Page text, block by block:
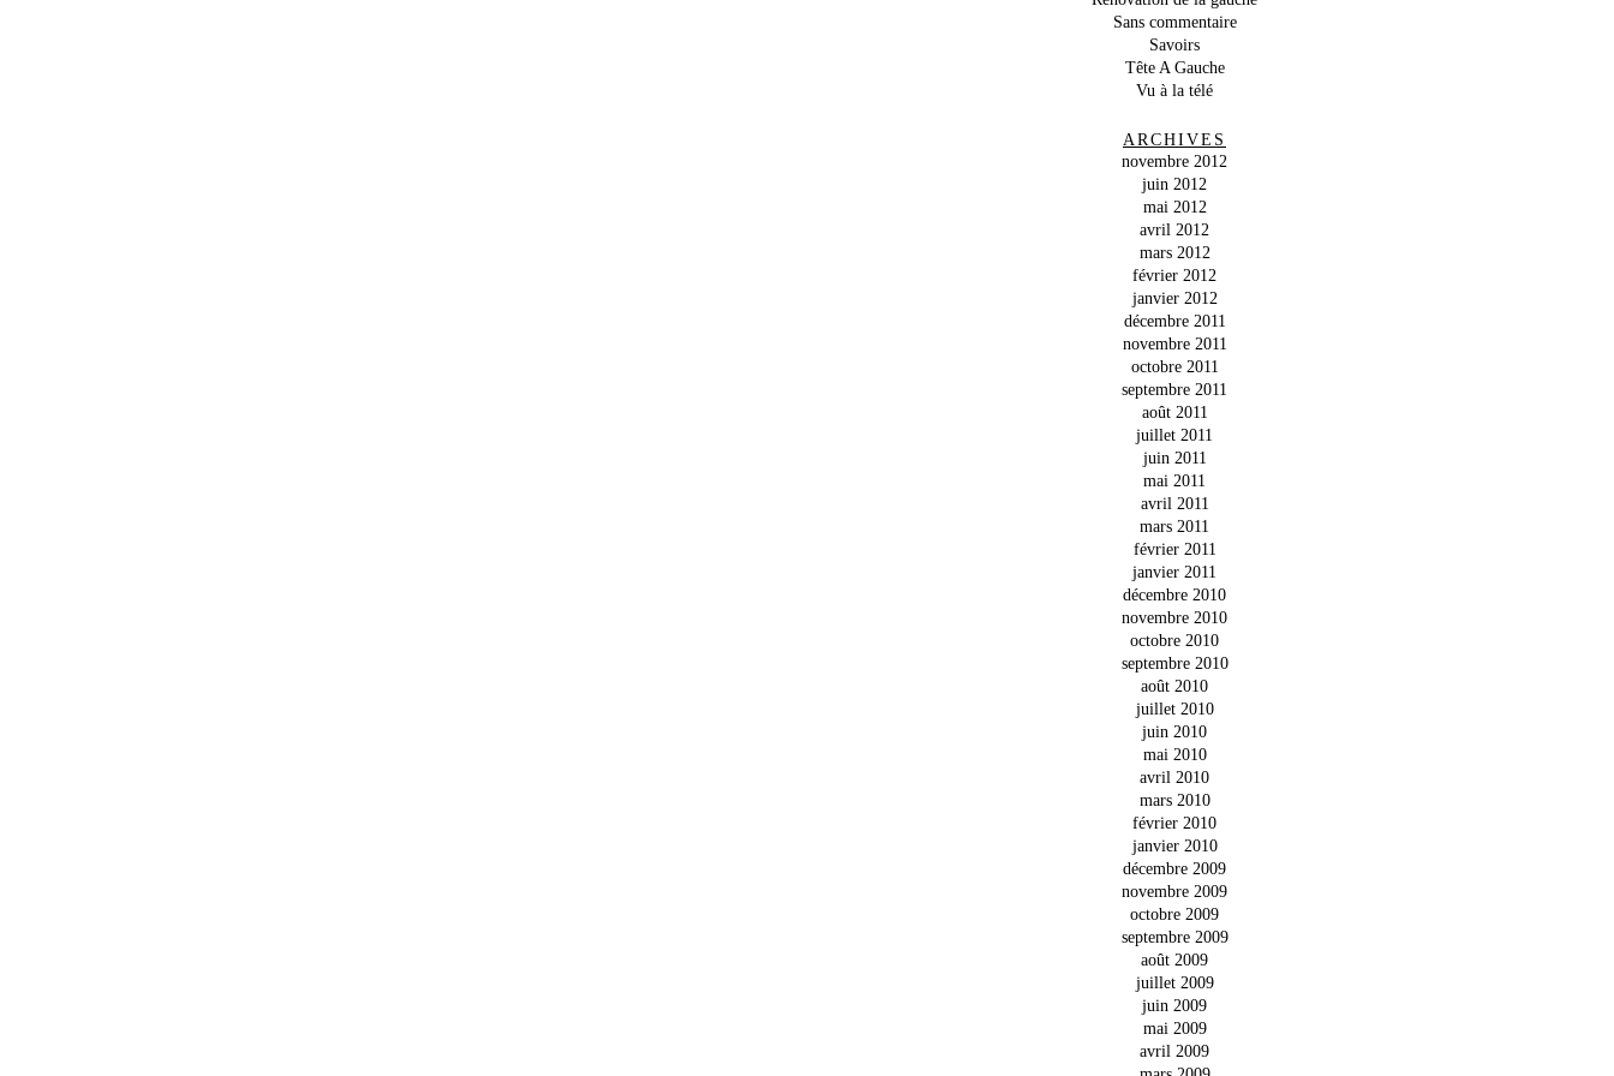
Sans commentaire
Savoirs
Tête A Gauche
Vu à la télé
ARCHIVES
novembre 2012
juin 2012
mai 2012
avril 2012
mars 2012
février 2012
janvier 2012
décembre 2011
novembre 2011
octobre 2011
septembre 2011
août 2011
juillet 2011
juin 2011
mai 2011
avril 2011
mars 2011
février 2011
janvier 2011
décembre 2010
novembre 2010
octobre 2010
septembre 2010
août 2010
juillet 2010
juin 2010
mai 2010
avril 2010
mars 2010
février 2010
janvier 2010
décembre 2009
novembre 2009
octobre 2009
septembre 2009
août 2009
juillet 2009
juin 2009
mai 2009
avril 2009